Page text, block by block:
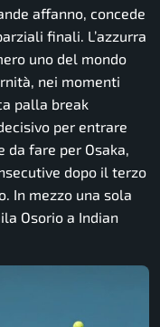
affanno, concede
finali. L’azzurra
uno del mondo
nei momenti
palla break
per entrare
fare per Osaka,
dopo il terzo
In mezzo una sola
Osorio a Indian